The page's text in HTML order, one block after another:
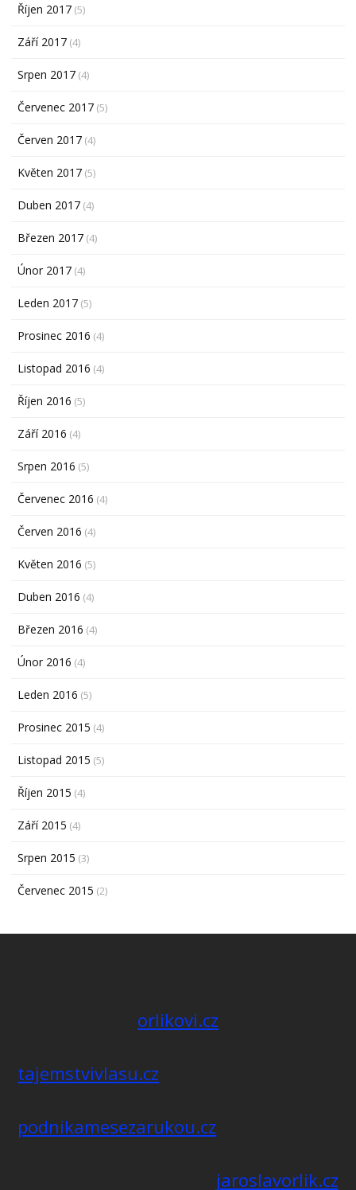
Říjen 2017 (5)
Září 2017 (4)
Srpen 2017 (4)
Červenec 2017 (5)
Červen 2017 (4)
Květen 2017 (5)
Duben 2017 (4)
Březen 2017 (4)
Únor 2017 (4)
Leden 2017 (5)
Prosinec 2016 (4)
Listopad 2016 (4)
Říjen 2016 (5)
Září 2016 (4)
Srpen 2016 (5)
Červenec 2016 (4)
Červen 2016 (4)
Květen 2016 (5)
Duben 2016 (4)
Březen 2016 (4)
Únor 2016 (4)
Leden 2016 (5)
Prosinec 2015 (4)
Listopad 2015 (5)
Říjen 2015 (4)
Září 2015 (4)
Srpen 2015 (3)
Červenec 2015 (2)
orlikovi.cz
tajemstvivlasu.cz
podnikamesezarukou.cz
jaroslavorlik.cz